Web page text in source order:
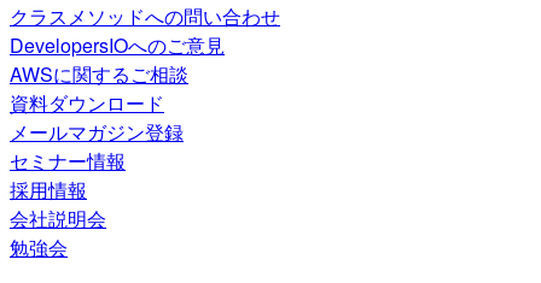
クラスメソッドへの問い合わせ
DevelopersIOへのご意見
AWSに関するご相談
資料ダウンロード
メールマガジン登録
セミナー情報
採用情報
会社説明会
勉強会